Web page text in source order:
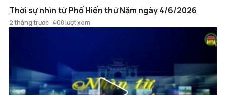
Thời sự nhìn từ Phố Hiến thứ Năm ngày 4/6/2026
2 tháng trước 408 lượt xem